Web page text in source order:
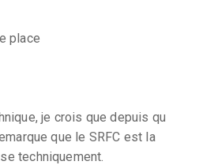
place
je crois que depuis qu
que le SRFC est la
techniquement.